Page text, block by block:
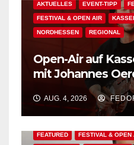
AKTUELLES EVENT-TIPP
FESTIVAL & OPEN AIR
NORDHESSEN REGIONAL
Open-Air auf
mit Johannes
Zusatzkontingent
erhältlich!
AUG. 4, 2026
FEATURED FESTIVAL & OPEN